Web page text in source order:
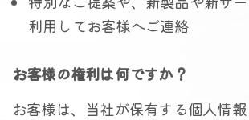
利用してお客様へご連絡
お客様の権利は何ですか？
お客様は、当社が保有する個人情